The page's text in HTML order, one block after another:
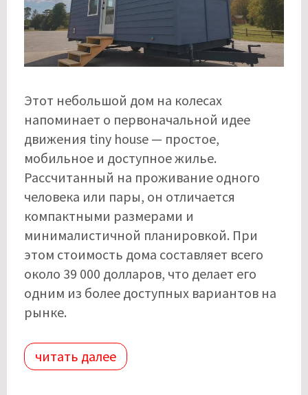
Этот небольшой дом на колесах
напоминает о первоначальной идее
движения tiny house — простое,
мобильное и доступное жилье.
Рассчитанный на проживание одного
человека или пары, он отличается
компактными размерами и
минималистичной планировкой. При
этом стоимость дома составляет всего
около 39 000 долларов, что делает его
одним из более доступных вариантов на
рынке.
читать далее